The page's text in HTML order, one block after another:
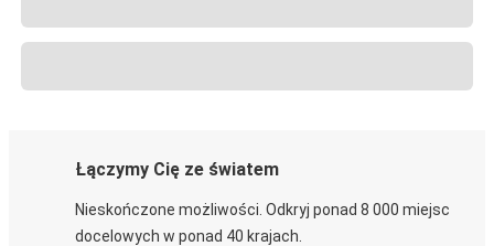
Łączymy Cię ze światem
Nieskończone możliwości. Odkryj ponad 8 000 miejsc
docelowych w ponad 40 krajach.